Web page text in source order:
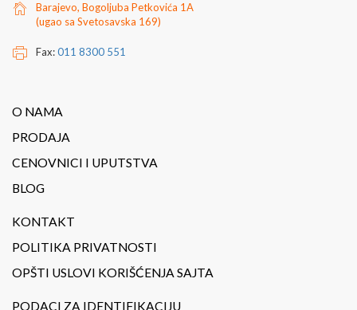
Barajevo, Bogoljuba Petkovića 1A
(ugao sa Svetosavska 169)
Fax:011 8300 551
O NAMA
PRODAJA
CENOVNICI I UPUTSTVA
BLOG
KONTAKT
POLITIKA PRIVATNOSTI
OPŠTI USLOVI KORIŠĆENJA SAJTA
PODACI ZA IDENTIFIKACIJU